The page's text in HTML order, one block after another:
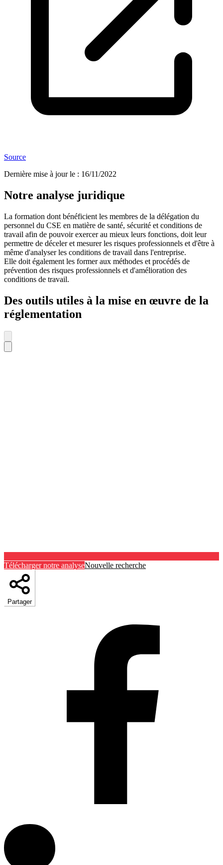
Source
Dernière mise à jour le : 16/11/2022
Notre analyse juridique
La formation dont bénéficient les membres de la délégation du
personnel du CSE en matière de santé, sécurité et conditions de
travail afin de pouvoir exercer au mieux leurs fonctions, doit leur
permettre de déceler et mesurer les risques professionnels et d'être à
même d'analyser les conditions de travail dans l'entreprise.
Elle doit également les former aux méthodes et procédés de
prévention des risques professionnels et d'amélioration des
conditions de travail.
Des outils utiles à la mise en œuvre de la
réglementation
Télécharger notre analyseNouvelle recherche
Partager